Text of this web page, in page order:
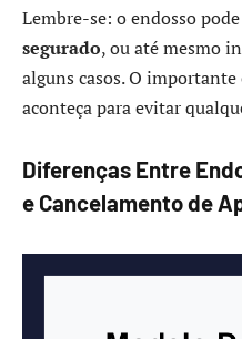
Lembre-se: o endosso
segurado, ou até mesmo
alguns casos. O
aconteça para evitar
Diferenças Entre
e Cancelamento de